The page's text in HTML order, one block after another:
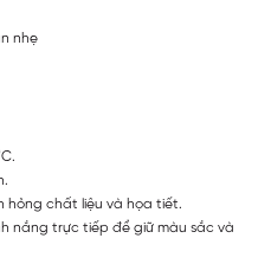
nhẹ
hỏng chất liệu và họa tiết.
nắng trực tiếp để giữ màu sắc và